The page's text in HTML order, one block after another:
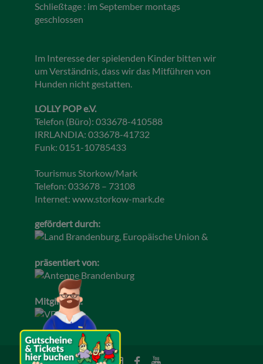
Schließtage : im September montags
geschlossen
Im Interesse der spielenden Kinder bitten wir
um Verständnis, dass wir das Mitführen von
Hunden nicht gestatten.
LOLLY POP e.V.
Telefon (Büro): 033678-410588
IRRLANDIA: 033678-41732
Funk: 0151-10785433
Tourismus Storkow/Mark
Telefon: 033678 – 73108
Internet: www.storkow-mark.de
gefördert durch:
präsentiert von:
Mitglied im: